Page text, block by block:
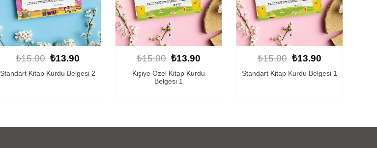
₺15.00 ₺13.90
Standart Kitap Kurdu Belgesi 2
₺15.00 ₺13.90
Kişiye Özel Kitap Kurdu
Belgesi 1
₺15.00 ₺13.90
Standart Kitap Kurdu Belgesi 1